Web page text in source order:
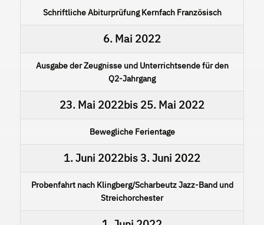
Schriftliche Abiturprüfung Kernfach Französisch
6. Mai 2022
Ausgabe der Zeugnisse und Unterrichtsende für den
Q2-Jahrgang
23. Mai 2022bis 25. Mai 2022
Bewegliche Ferientage
1. Juni 2022bis3. Juni 2022
Probenfahrt nach Klingberg/Scharbeutz Jazz-Band und
Streichorchester